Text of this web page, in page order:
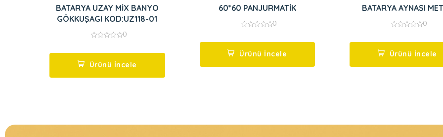
BATARYA UZAY MİX BANYO
GÖKKUŞAGI KOD:UZ118-01
5
0
Ürünü İncele
60*60 PANJURMATİK
5
0
Ürünü İncele
BATARYA AYNASI
5
0
Ürünü İncele